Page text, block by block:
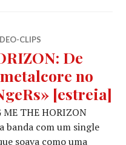
CLIPS
De
no
[estreia]
THE HORIZON
banda com um single
soava como uma